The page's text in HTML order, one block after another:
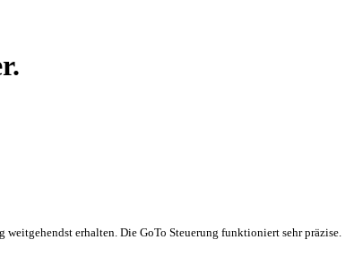
erhalten. Die GoTo Steuerung funktioniert sehr präzise.